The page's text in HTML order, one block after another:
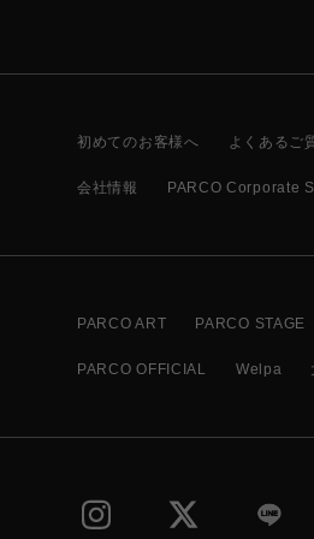
初めてのお客様へ よくあるご
会社情報 PARCO Corporate
PARCO ART PARCO STAGE
PARCO OFFICIAL Welpa